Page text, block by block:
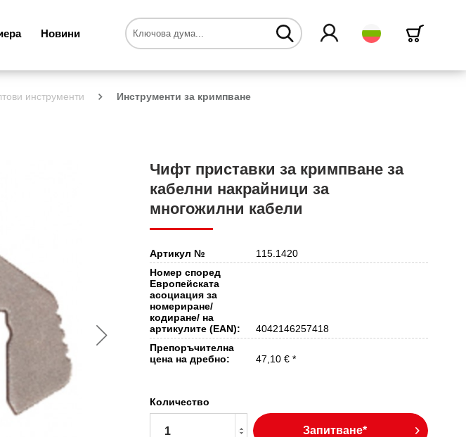
Новини български
инструменти Инструменти за кримпване
Чифт приставки за кримпване за
кабелни накрайници за
многожилни кабели
Артикул №
115.1420
Номер според
Европейската
асоциация за
номериране/
кодиране/ на
артикулите (EAN):
4042146257418
Препоръчителна
цена на дребно:
47,10 € *
Количество
Запитване*